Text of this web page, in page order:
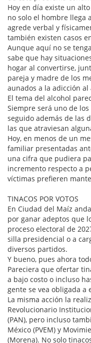
Hoy en día existe un
no solo el hombre llega
agrede verbal y
también existen casos
Aunque aquí no se
sabe que hay
hogar al convertirse,
pareja y madre de los
aunados a la adicción al
El tema del alcohol
Siempre será uno de
seguido además de las
las que atraviesan
Hoy, en menos de un
familiar presentadas
una cifra que pudiera
incremento respecto a
víctimas prefieren
TINACOS POR VOTOS
En Ciudad del Maíz
por ganar adeptos que
proceso electoral de
silla presidencial o a
diversos partidos.
Y bueno, pues ahora
Pareciera que ofertar
a bajo costo o incluso
gente se vea obligada a
La misma acción la
Revolucionario
(PAN), pero incluso
México (PVEM) y
(Morena). No solo